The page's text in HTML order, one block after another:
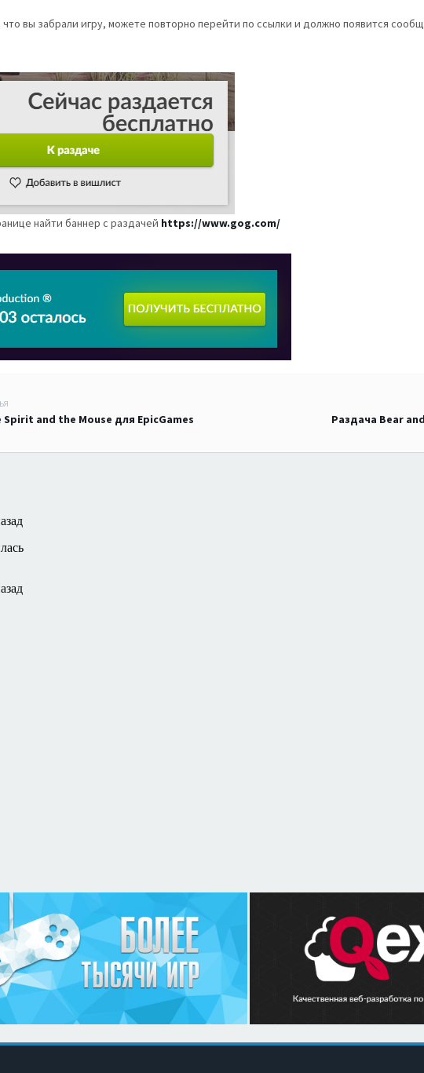
вы забрали игру, можете повторно перейти по ссылки и должно появится
найти баннер с раздачей https://www.gog.com/
Spirit and the Mouse для EpicGames Раздача Bear